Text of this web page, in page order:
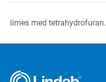
limes med tetrahydrofuran.